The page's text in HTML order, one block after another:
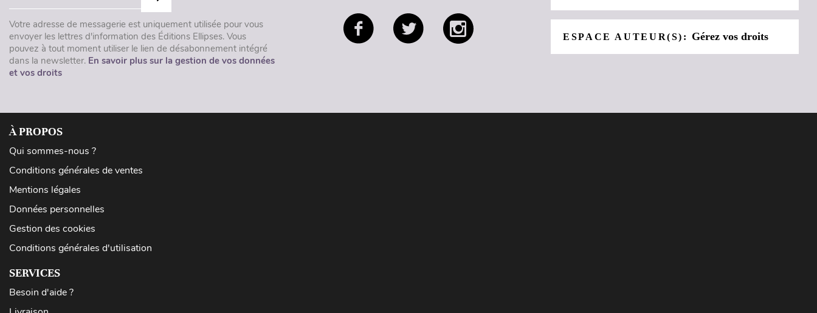
Votre adresse de messagerie est uniquement utilisée pour vous
envoyer les lettres d'information des Éditions Ellipses. Vous
pouvez à tout moment utiliser le lien de désabonnement intégré
dans la newsletter. En savoir plus sur la gestion de vos données
et vos droits
ESPACE AUTEUR(S): Gérez vos droits
À PROPOS
Qui sommes-nous ?
Conditions générales de ventes
Mentions légales
Données personnelles
Gestion des cookies
Conditions générales d'utilisation
SERVICES
Besoin d'aide ?